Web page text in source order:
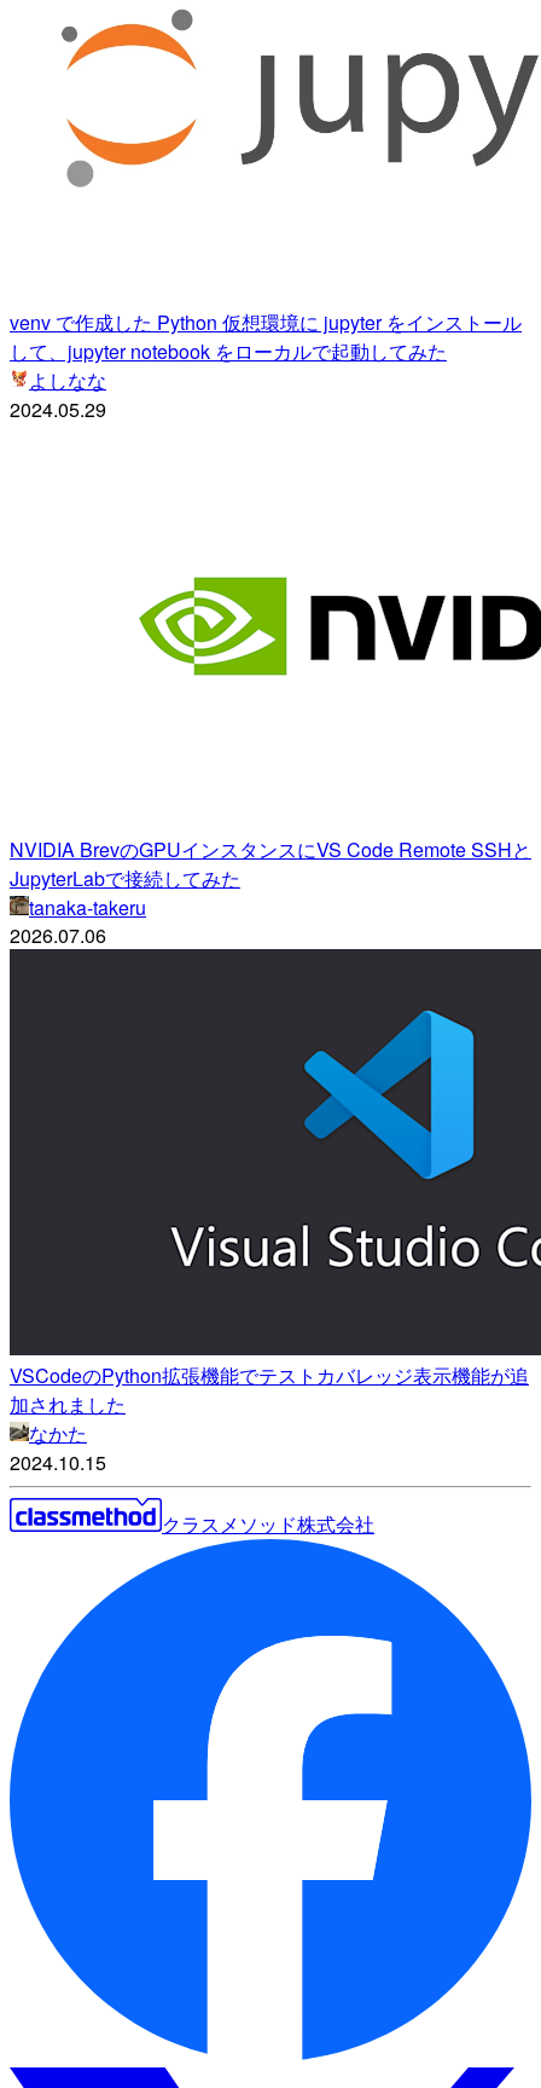
venv で作成した Python 仮想環境に jupyter をインストール
して、jupyter notebook をローカルで起動してみた
よしなな
2024.05.29
NVIDIA BrevのGPUインスタンスにVS Code Remote SSHと
JupyterLabで接続してみた
tanaka-takeru
2026.07.06
VSCodeのPython拡張機能でテストカバレッジ表示機能が追
加されました
なかた
2024.10.15
クラスメソッド株式会社